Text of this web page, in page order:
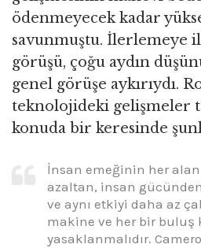
ödenmeyecek kadar
savunmuştu. İlerlemeye
görüşü, çoğu aydın
genel görüşe aykırıydı.
teknolojideki gelişmeler
konuda bir keresinde
İnsan emeğinin her
azaltan, insan
ve aynı etkiyi daha az
makine ve her bir buluş
yasaklanmalıdır.